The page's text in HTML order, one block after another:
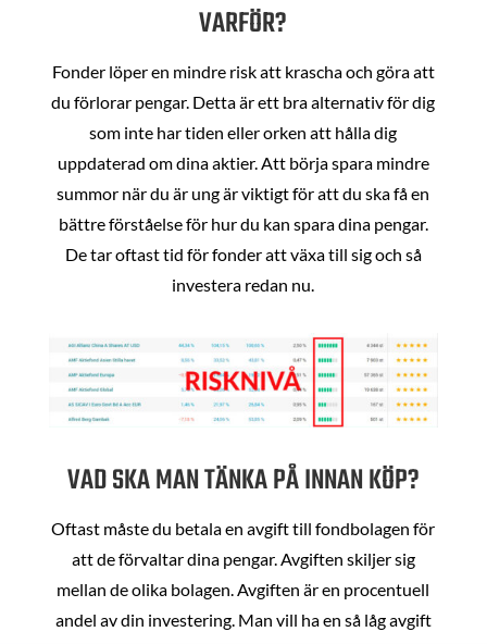
VARFÖR?
Fonder löper en mindre risk att krascha och göra att
du förlorar pengar. Detta är ett bra alternativ för dig
som inte har tiden eller orken att hålla dig
uppdaterad om dina aktier. Att börja spara mindre
summor när du är ung är viktigt för att du ska få en
bättre förståelse för hur du kan spara dina pengar.
De tar oftast tid för fonder att växa till sig och så
investera redan nu.
VAD SKA MAN TÄNKA PÅ INNAN KÖP?
Oftast måste du betala en avgift till fondbolagen för
att de förvaltar dina pengar. Avgiften skiljer sig
mellan de olika bolagen. Avgiften är en procentuell
andel av din investering. Man vill ha en så låg avgift